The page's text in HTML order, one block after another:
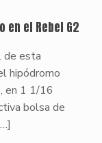
el Rebel G2
de esta
hipódromo
en 1 1/16
bolsa de